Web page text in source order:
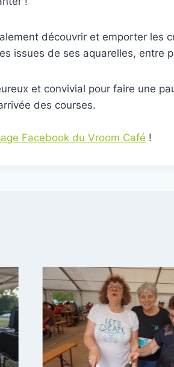
découvrir et emporter les
issues de ses aquarelles, entre
et convivial pour faire une
des courses.
Facebook du Vroom Café !